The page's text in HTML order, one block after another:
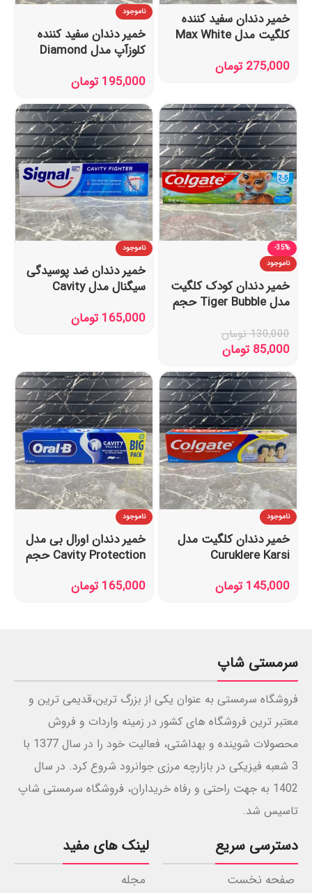
خمیر دندان سفید کننده
کلگیت مدل Max White
275,000 تومان
ناموجود
خمیر دندان سفید کننده
کلوزآپ مدل Diamond
195,000 تومان
-35%
ناموجود
خمیر دندان کودک کلگیت
مدل Tiger Bubble حجم
130,000 تومان
85,000 تومان
ناموجود
خمیر دندان ضد پوسیدگی
سیگنال مدل Cavity
165,000 تومان
ناموجود
خمیر دندان کلگیت مدل
Curuklere Karsi
100 میل
145,000 تومان
ناموجود
خمیر دندان اورال بی مدل
Cavity Protection حجم
165,000 تومان
سرمستی شاپ
فروشگاه سرمستی به عنوان یکی از بزرگ ترین،قدیمی ترین و
معتبر ترین فروشگاه های کشور در زمینه واردات و فروش
محصولات شوینده و بهداشتی، فعالیت خود را در سال 1377 با
3 شعبه فیزیکی در بازارچه مرزی جوانرود شروع کرد. در سال
1402 به جهت راحتی و رفاه خریداران، فروشگاه سرمستی شاپ
تاسیس شد.
دسترسی سریع
صفحه نخست
لینک های مفید
مجله